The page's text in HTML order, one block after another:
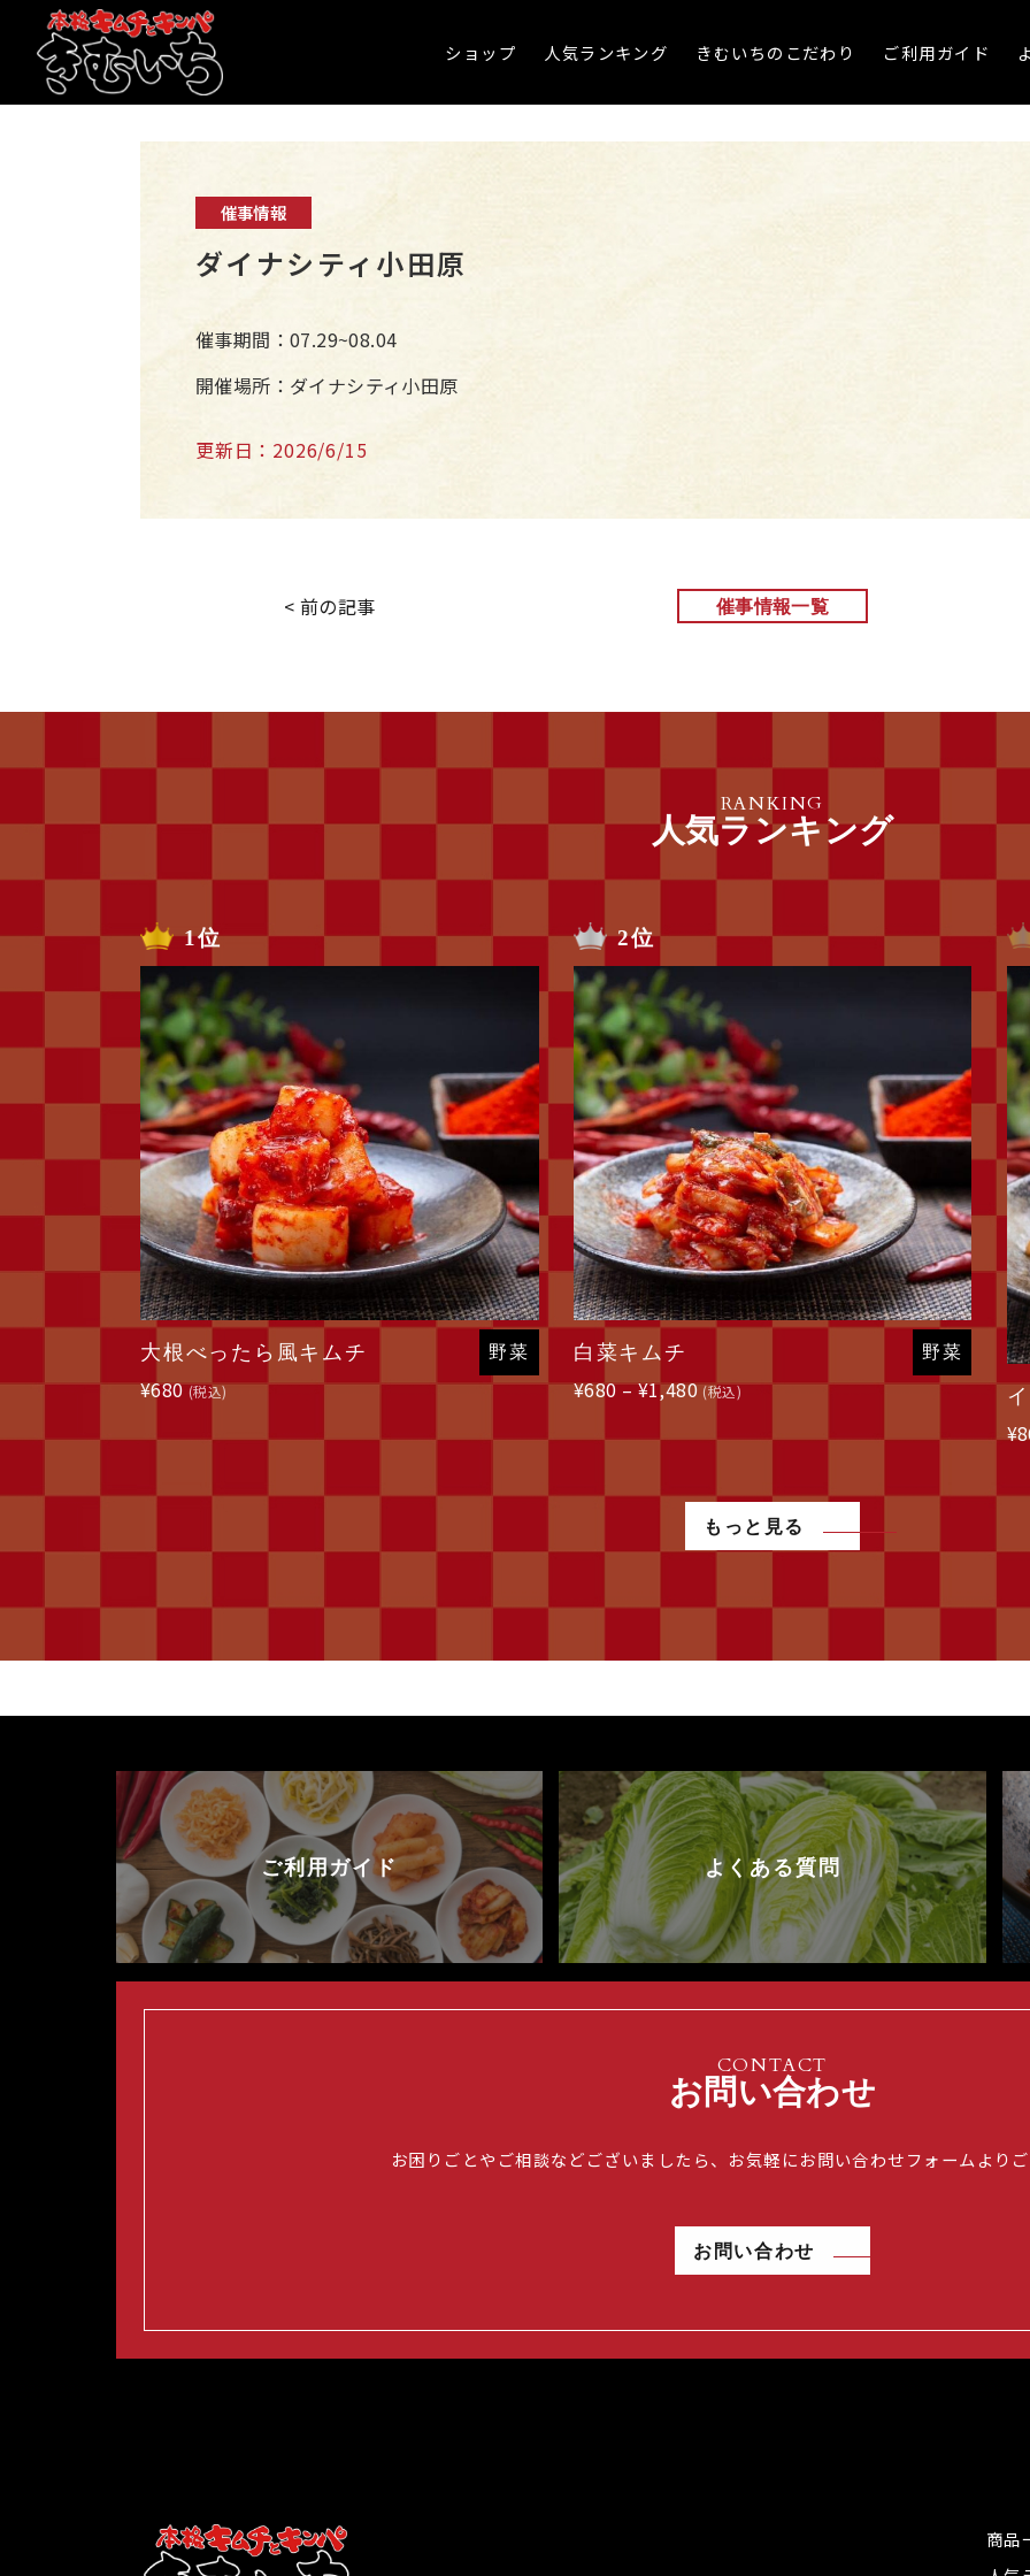
ショップ 人気ランキング きむいちのこだわり ご利用ガイド
催事情報
ダイナシティ小田原
催事期間：07.29~08.04
開催場所：ダイナシティ小田原
更新日：2026/6/15
< 前の記事 催事情報一覧
RANKING
人気ランキング
1位
大根べったら風キムチ 野菜
¥680 (税込)
2位
白菜キムチ 野菜
¥680–¥1,480価
帯:
–
¥1,480
(税込)
¥
もっと見る
ご利用ガイド よくある質問
CONTACT
お問い合わせ
お困りごとやご相談などございましたら、お気軽にお問い合わせフォームより
お問い合わせ
商品